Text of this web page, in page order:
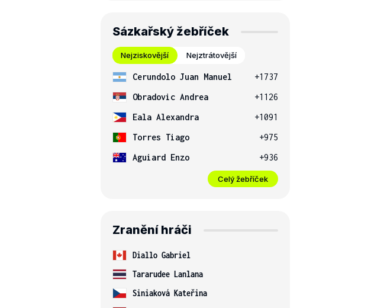
Sázkařský žebříček
Nejziskovější Nejztrátovější
Cerundolo Juan Manuel
+1737
Obradovic Andrea
+1126
Eala Alexandra
+1091
Torres Tiago
+975
Aguiard Enzo
+936
Celý žebříček
Zranění hráči
Diallo Gabriel
Tararudee Lanlana
Siniaková Kateřina